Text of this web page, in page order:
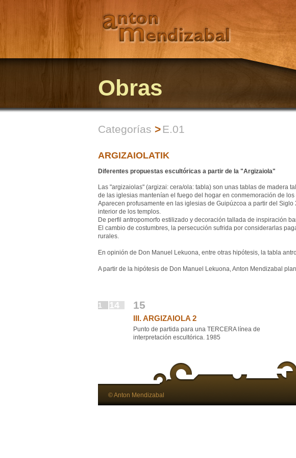
Obras
Categorías >E.01
ARGIZAIOLATIK
Diferentes propuestas escultóricas a partir de la "Argizaiola"
Las "argizaiolas" (argizai: cera/ola: tabla) son unas tablas de madera
de las iglesias mantenían el fuego del hogar en conmemoración de
Aparecen profusamente en las iglesias de Guipúzcoa a partir del
interior de los templos.
De perfil antropomorfo estilizado y decoración tallada de inspiración
El cambio de costumbres, la persecución sufrida por considerarlas
rurales.
En opinión de Don Manuel Lekuona, entre otras hipótesis, la tabla
A partir de la hipótesis de Don Manuel Lekuona, Anton Mendizabal
1 14 15
III. ARGIZAIOLA 2
Punto de partida para una TERCERA línea de
interpretación escultórica. 1985
© Anton Mendizabal